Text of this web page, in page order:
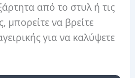
από το στυλ ή τις
μπορείτε να βρείτε
για να καλύψετε